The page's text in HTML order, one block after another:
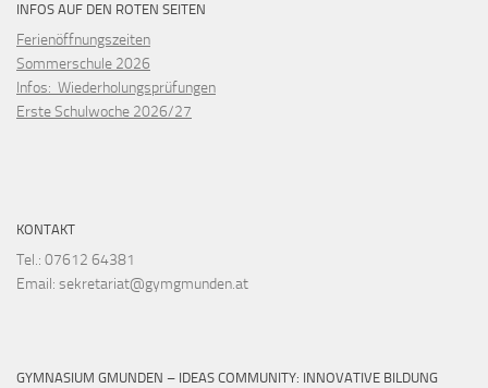
INFOS AUF DEN ROTEN SEITEN
Ferienöffnungszeiten
Sommerschule 2026
Infos: Wiederholungsprüfungen
Erste Schulwoche 2026/27
KONTAKT
Tel.: 07612 64381
Email: sekretariat@gymgmunden.at
GYMNASIUM GMUNDEN – IDEAS COMMUNITY: INNOVATIVE BILDUNG